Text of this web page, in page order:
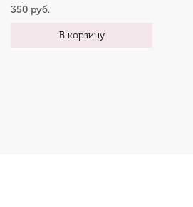
350 руб.
В корзину